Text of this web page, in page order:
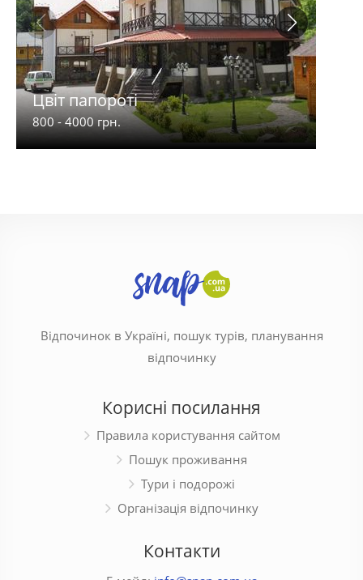
Цвіт папороті
800 - 4000 грн.
Відпочинок в Україні, пошук турів, планування
відпочинку
Корисні посилання
Правила користування сайтом
Пошук проживання
Тури і подорожі
Організація відпочинку
Контакти